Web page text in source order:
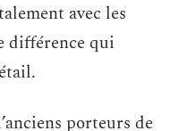
avec les
différence qui
porteurs de